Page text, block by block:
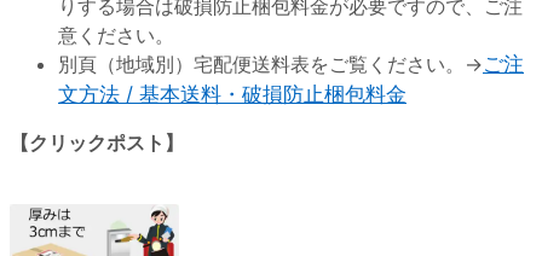
りする場合は破損防止梱包料金が必要ですので、ご注
意ください。
別頁（地域別）宅配便送料表をご覧ください。→ご注
文方法 / 基本送料・破損防止梱包料金
【クリックポスト】